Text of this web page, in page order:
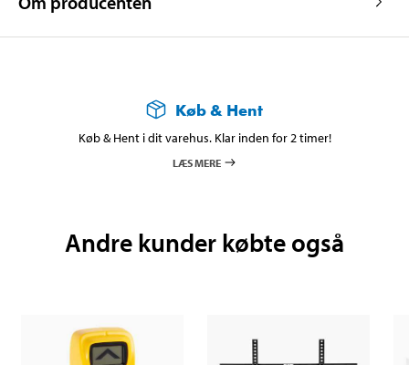
Køb & Hent
Køb & Hent i dit varehus. Klar inden for 2 timer!
LÆS MERE
Andre kunder købte også